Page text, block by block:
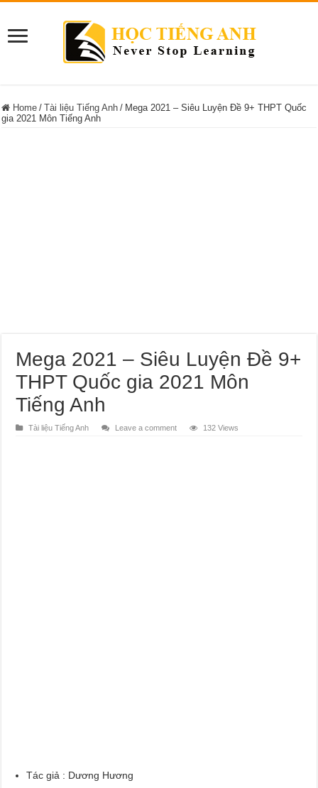
Home / Tài liệu Tiếng Anh / Mega 2021 – Siêu Luyện Đề 9+ THPT Quốc
gia 2021 Môn Tiếng Anh
Mega 2021 – Siêu Luyện Đề 9+
THPT Quốc gia 2021 Môn
Tiếng Anh
Tài liệu Tiếng Anh Leave a comment 132 Views
Tác giả : Dương Hương